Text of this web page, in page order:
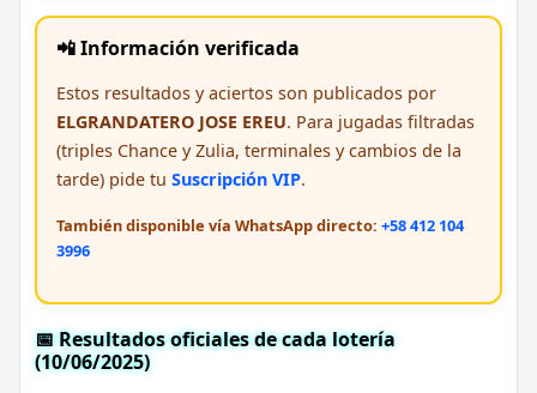
📲 Información verificada
Estos resultados y aciertos son publicados por
ELGRANDATERO JOSE EREU. Para jugadas filtradas
(triples Chance y Zulia, terminales y cambios de la
tarde) pide tu Suscripción VIP.
También disponible vía WhatsApp directo: +58 412 104
3996
📅 Resultados oficiales de cada lotería
(10/06/2025)